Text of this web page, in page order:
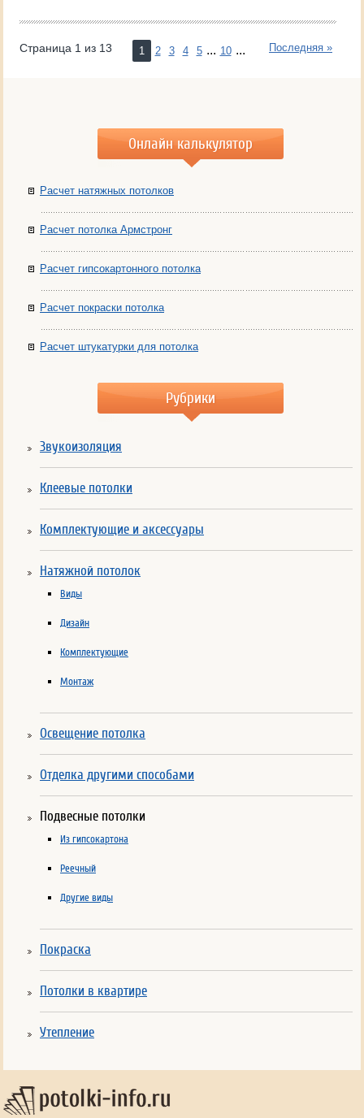
Страница 1 из 13 1 2 3 4 5 ... 10 ... Последняя »
Онлайн калькулятор
Расчет натяжных потолков
Расчет потолка Армстронг
Расчет гипсокартонного потолка
Расчет покраски потолка
Расчет штукатурки для потолка
Рубрики
Звукоизоляция
Клеевые потолки
Комплектующие и аксессуары
Натяжной потолок
Виды
Дизайн
Комплектующие
Монтаж
Освещение потолка
Отделка другими способами
Подвесные потолки
Из гипсокартона
Реечный
Другие виды
Покраска
Потолки в квартире
Утепление